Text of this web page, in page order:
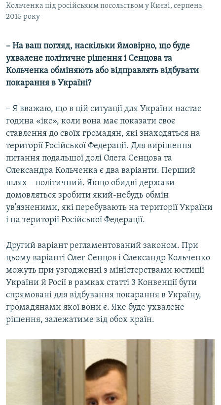
Кольченка під російським посольством у Києві, серпень
2015 року
– На ваш погляд, наскільки ймовірно, що буде
ухвалене політичне рішення і Сенцова та
Кольченка обміняють або відправлять відбувати
покарання в Україні?
– Я вважаю, що в цій ситуації для України настає
година «ікс», коли вона має показати своє
ставлення до своїх громадян, які знаходяться на
території Російської Федерації. Для вирішення
питання подальшої долі Олега Сенцова та
Олександра Кольченка є два варіанти. Перший
шлях – політичний. Якщо обидві держави
домовляться зробити який-небудь обмін
ув'язненими, які перебувають на території України
і на території Російської Федерації.
Другий варіант регламентований законом. При
цьому варіанті Олег Сенцов і Олександр Кольченко
можуть при узгодженні з міністерствами юстиції
України й Росії в рамках статті 3 Конвенції бути
спрямовані для відбування покарання в Україну,
громадянами якої вони є. Яке буде ухвалене
рішення, залежатиме від обох країн.